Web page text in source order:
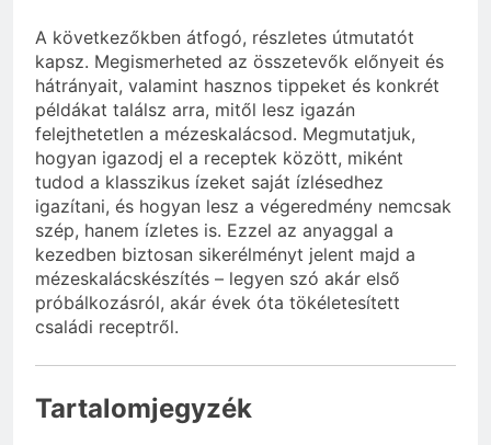
A következőkben átfogó, részletes útmutatót
kapsz. Megismerheted az összetevők előnyeit és
hátrányait, valamint hasznos tippeket és konkrét
példákat találsz arra, mitől lesz igazán
felejthetetlen a mézeskalácsod. Megmutatjuk,
hogyan igazodj el a receptek között, miként
tudod a klasszikus ízeket saját ízlésedhez
igazítani, és hogyan lesz a végeredmény nemcsak
szép, hanem ízletes is. Ezzel az anyaggal a
kezedben biztosan sikerélményt jelent majd a
mézeskalácskészítés – legyen szó akár első
próbálkozásról, akár évek óta tökéletesített
családi receptről.
Tartalomjegyzék